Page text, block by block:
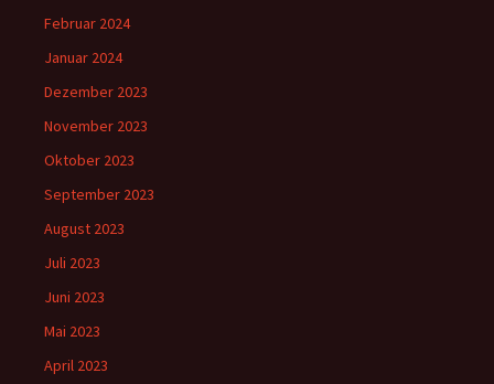
Februar 2024
Januar 2024
Dezember 2023
November 2023
Oktober 2023
September 2023
August 2023
Juli 2023
Juni 2023
Mai 2023
April 2023